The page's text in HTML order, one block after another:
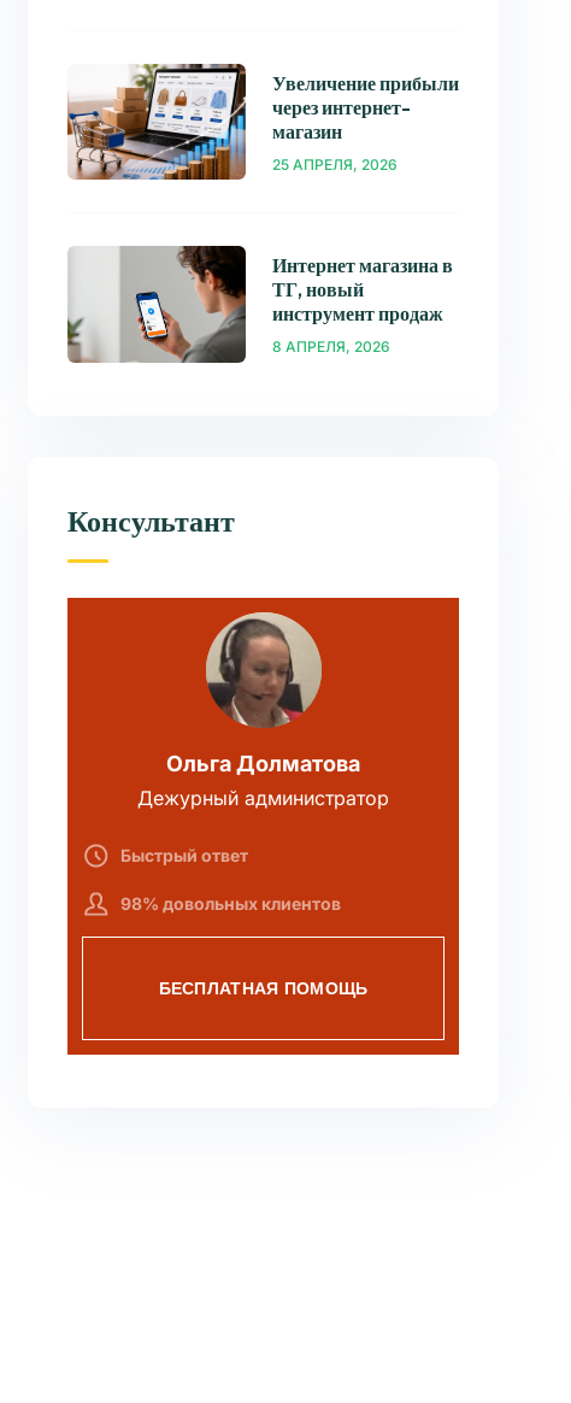
Увеличение прибыли
через интернет-
магазин
25 АПРЕЛЯ, 2026
Интернет магазина в
ТГ, новый
инструмент продаж
8 АПРЕЛЯ, 2026
Консультант
Ольга Долматова
Дежурный администратор
Быстрый ответ
98% довольных клиентов
БЕСПЛАТНАЯ ПОМОЩЬ